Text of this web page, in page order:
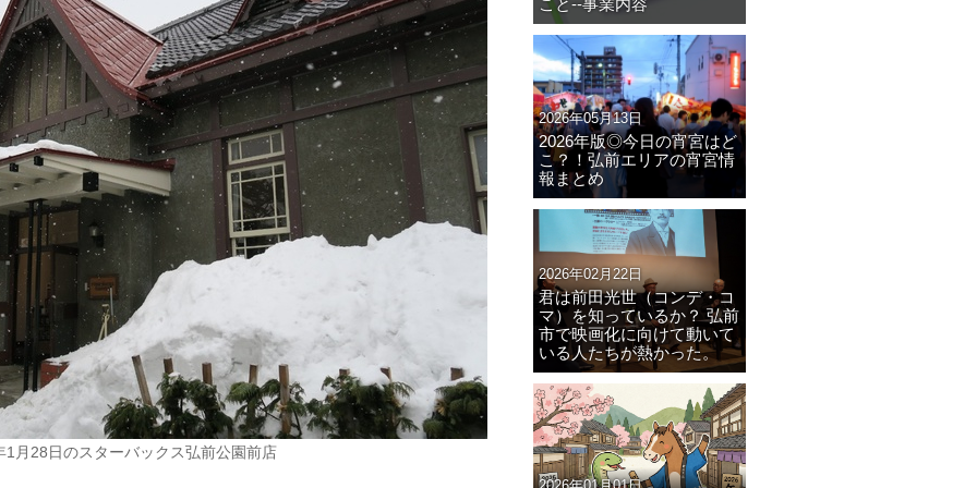
1月28日のスターバックス弘前公園前店
こと--事業内容
2026年05月13日
2026年版◎今日の宵宮はど
こ？！弘前エリアの宵宮情
報まとめ
2026年02月22日
君は前田光世（コンデ・コ
マ）を知っているか？ 弘前
市で映画化に向けて動いて
いる人たちが熱かった。